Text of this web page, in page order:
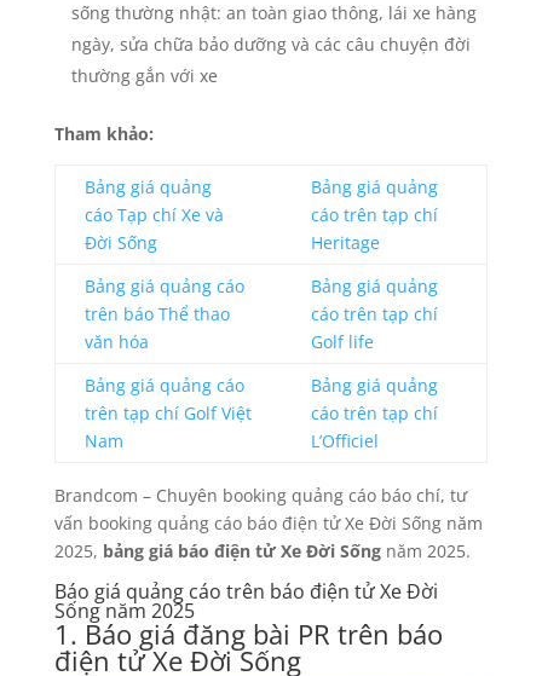
sống thường nhật: an toàn giao thông, lái xe hàng
ngày, sửa chữa bảo dưỡng và các câu chuyện đời
thường gắn với xe
Tham khảo:
Bảng giá quảng
cáo Tạp chí Xe và
Đời Sống
Bảng giá quảng
cáo trên tạp chí
Heritage
Bảng giá quảng cáo
trên báo Thể thao
văn hóa
Bảng giá quảng
cáo trên tạp chí
Golf life
Bảng giá quảng cáo
trên tạp chí Golf Việt
Nam
Bảng giá quảng
cáo trên tạp chí
L’Officiel
Brandcom – Chuyên booking quảng cáo báo chí, tư
vấn booking quảng cáo báo điện tử Xe Đời Sống năm
2025, bảng giá báo điện tử Xe Đời Sốngnăm 2025.
Báo giá quảng cáo trên báo điện tử Xe Đời
Sống năm 2025
1. Báo giá đăng bài PR trên báo
điện tử Xe Đời Sống